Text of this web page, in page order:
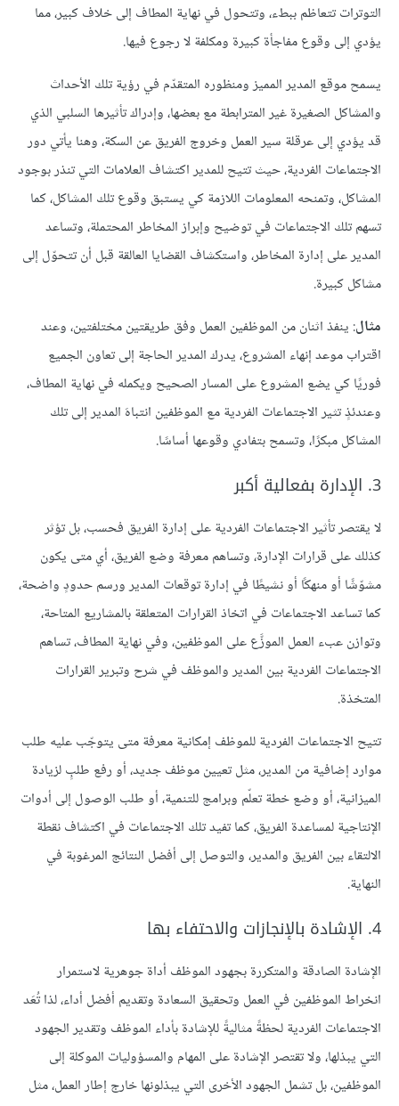
التوترات تتعاظم ببطء، وتتحول في نهاية المطاف إلى خلاف كبير، مما
يؤدي إلى وقوع مفاجأة كبيرة ومكلفة لا رجوع فيها.
يسمح موقع المدير المميز ومنظوره المتقدّم في رؤية تلك الأحداث
والمشاكل الصغيرة غير المترابطة مع بعضها، وإدراك تأثيرها السلبي الذي
قد يؤدي إلى عرقلة سير العمل وخروج الفريق عن السكة، وهنا يأتي دور
الاجتماعات الفردية، حيث تتيح للمدير اكتشاف العلامات التي تنذر بوجود
المشاكل، وتمنحه المعلومات اللازمة كي يستبق وقوع تلك المشاكل، كما
تسهم تلك الاجتماعات في توضيح وإبراز المخاطر المحتملة، وتساعد
المدير على إدارة المخاطر، واستكشاف القضايا العالقة قبل أن تتحوّل إلى
مشاكل كبيرة.
مثال: ينفذ اثنان من الموظفين العمل وفق طريقتين مختلفتين، وعند
اقتراب موعد إنهاء المشروع، يدرك المدير الحاجة إلى تعاون الجميع
فوريًا كي يضع المشروع على المسار الصحيح ويكمله في نهاية المطاف،
وعندئذٍ تثير الاجتماعات الفردية مع الموظفين انتباهَ المدير إلى تلك
المشاكل مبكرًا، وتسمح بتفادي وقوعها أساسًا.
3. الإدارة بفعالية أكبر
لا يقتصر تأثير الاجتماعات الفردية على إدارة الفريق فحسب، بل تؤثر
كذلك على قرارات الإدارة، وتساهم معرفة وضع الفريق، أي متى يكون
مشوّشًا أو منهكًا أو نشيطًا في إدارة توقعات المدير ورسم حدودٍ واضحة،
كما تساعد الاجتماعات في اتخاذ القرارات المتعلقة بالمشاريع المتاحة،
وتوازن عبء العمل الموزَّع على الموظفين، وفي نهاية المطاف، تساهم
الاجتماعات الفردية بين المدير والموظف في شرح وتبرير القرارات
المتخذة.
تتيح الاجتماعات الفردية للموظف إمكانية معرفة متى يتوجّب عليه طلب
موارد إضافية من المدير، مثل تعيين موظف جديد، أو رفع طلبٍ لزيادة
الميزانية، أو وضع خطة تعلّم وبرامج للتنمية، أو طلب الوصول إلى أدوات
الإنتاجية لمساعدة الفريق، كما تفيد تلك الاجتماعات في اكتشاف نقطة
الالتقاء بين الفريق والمدير، والتوصل إلى أفضل النتائج المرغوبة في
النهاية.
4. الإشادة بالإنجازات والاحتفاء بها
الإشادة الصادقة والمتكررة بجهود الموظف أداة جوهرية لاستمرار
انخراط الموظفين في العمل وتحقيق السعادة وتقديم أفضل أداء، لذا تُعَد
الاجتماعات الفردية لحظةً مثاليةً للإشادة بأداء الموظف وتقدير الجهود
التي يبذلها، ولا تقتصر الإشادة على المهام والمسؤوليات الموكلة إلى
الموظفين، بل تشمل الجهود الأخرى التي يبذلونها خارج إطار العمل، مثل